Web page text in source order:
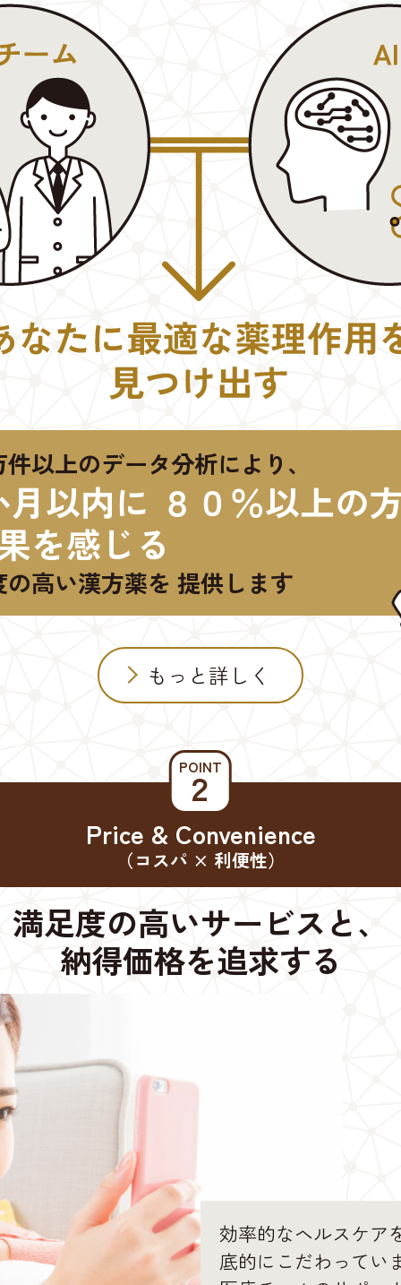
以上のデータ分析により、
月以内に ８０％以上の
を感じる
の高い漢方薬を 提供します
もっと詳しく
POINT
２
Price & Convenience
（コスパ × 利便性）
満足度の高いサービスと、
納得価格を追求する
効率的なヘルスケア
底的にこだわってい